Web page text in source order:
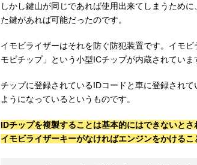
しかし鍵山が同じであれば使用出来てしまうため
た鍵があれば可能だったのです。
イモビライザーはそれを防ぐ防犯装置です。イモ
モビチップ」という小型ICチップが内蔵されていま
チップに登録されているIDコードと車に登録され
ようになっているというものです。
IDチップを複製することは基本的にはできないと
イモビライザーキーがなければエンジンをかけるこ